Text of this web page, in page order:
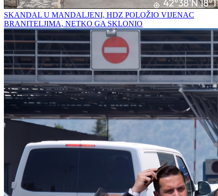
SKANDAL U MANDALJENI, HDZ POLOŽIO VIJENAC
BRANITELJIMA, NETKO GA SKLONIO